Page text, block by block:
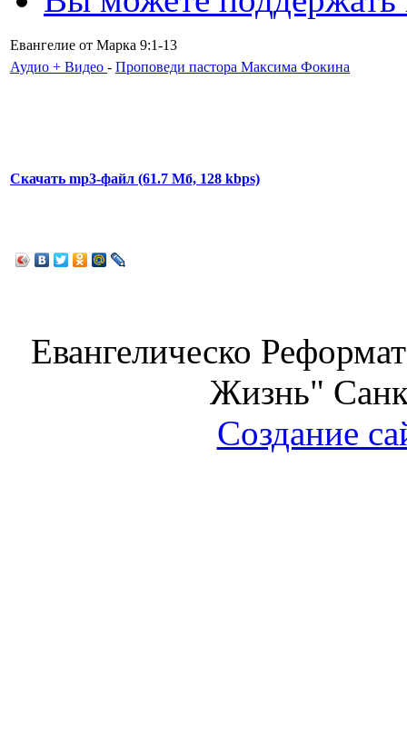
Евангелие от Марка 9:1-13
Аудио + Видео - Проповеди пастора Максима Фокина
Скачать mp3-файл (61.7 Мб, 128 kbps)
Евангелическо
Жизнь"
Создание